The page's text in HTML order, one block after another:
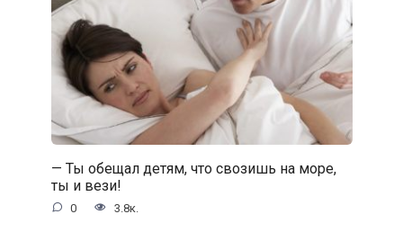
— Ты обещал детям, что свозишь на море,
ты и вези!
0 3.8к.